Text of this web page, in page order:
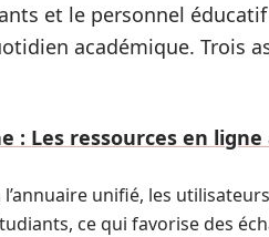
et le personnel
académique. Trois
: Les ressources en
l’annuaire unifié, les
ce qui favorise des